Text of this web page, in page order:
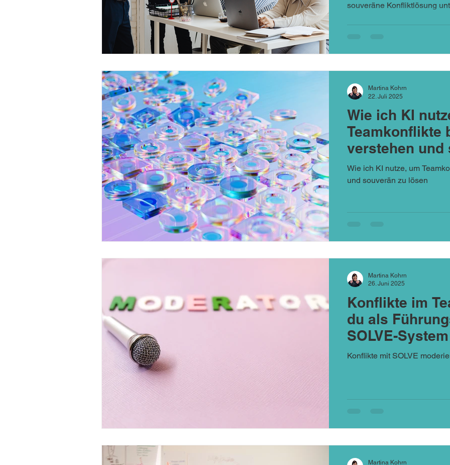
souveräne Konfliktlösung
Wie ich KI
Teamkonflikte
verstehen und
lösen
Wie ich KI nutze, um
und souverän zu lösen
Martina Kohrn
22. Juli 2025
Konflikte im
du als
SOLVE-
moderierst
Konflikte mit SOLVE
Martina Kohrn
26. Juni 2025
Martina Kohrn